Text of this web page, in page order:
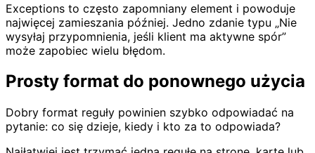
Exceptions to często zapomniany element i powoduje
najwięcej zamieszania później. Jedno zdanie typu „Nie
wysyłaj przypomnienia, jeśli klient ma aktywne spór”
może zapobiec wielu błędom.
Prosty format do ponownego użycia
Dobry format reguły powinien szybko odpowiadać na
pytanie: co się dzieje, kiedy i kto za to odpowiada?